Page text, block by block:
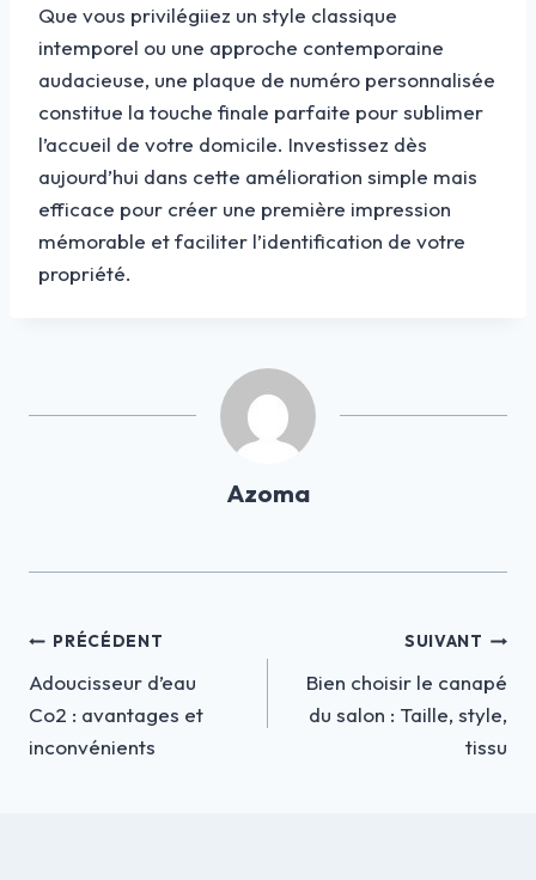
Que vous privilégiiez un style classique
intemporel ou une approche contemporaine
audacieuse, une plaque de numéro personnalisée
constitue la touche finale parfaite pour sublimer
l’accueil de votre domicile. Investissez dès
aujourd’hui dans cette amélioration simple mais
efficace pour créer une première impression
mémorable et faciliter l’identification de votre
propriété.
Azoma
Navigation
de
l’article
PRÉCÉDENT
Adoucisseur d’eau
Co2 : avantages et
inconvénients
SUIVANT
Bien choisir le canapé
du salon : Taille, style,
tissu